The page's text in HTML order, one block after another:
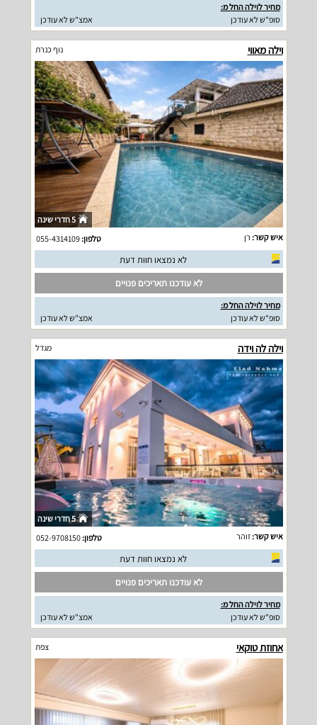
מחיר לוילה החל מ:
סופ"ש לא עודכן
אמצ"ש לא עודכן
וילה מאווי נוף כנרת
5 חדרי שינה
איש קשר: רן טלפון:055-4314109
לא נמצאו חוות דעת
לא עודכנו תאריכים פנויים
מחיר לוילה החל מ:
סופ"ש לא עודכן
אמצ"ש לא עודכן
וילה לה וידה מגדל
5 חדרי שינה
איש קשר:זוהר טלפון:052-9708150
לא נמצאו חוות דעת
לא עודכנו תאריכים פנויים
מחיר לוילה החל מ:
סופ"ש לא עודכן
אמצ"ש לא עודכן
אחוזת טוקאי צפת